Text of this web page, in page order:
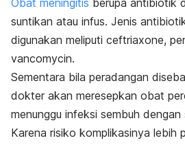
suntikan atau infus. Jenis
digunakan meliputi ceftriaxone,
vancomycin.
Sementara bila peradangan
dokter akan meresepkan obat
menunggu infeksi sembuh dengan
Karena risiko komplikasinya lebih